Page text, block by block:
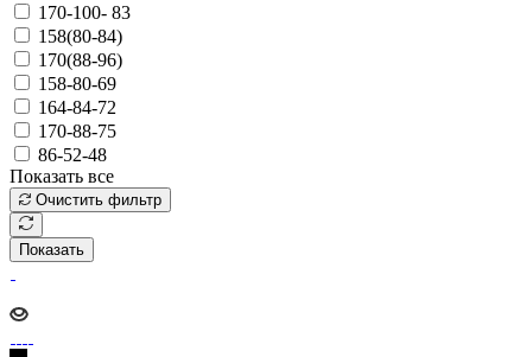
170-100- 83
158(80-84)
170(88-96)
158-80-69
164-84-72
170-88-75
86-52-48
Показать все
Очистить фильтр
Показать